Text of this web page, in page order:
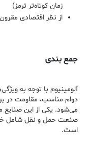
زمان کوتاه‌تر ترمز)
از نظر اقتصادی
جمع بندی
آلومینیوم با توجه به
دوام مناسب، مقاومت در
می‌شود. یکی از این صنایع
صنعت حمل و نقل شامل
است.